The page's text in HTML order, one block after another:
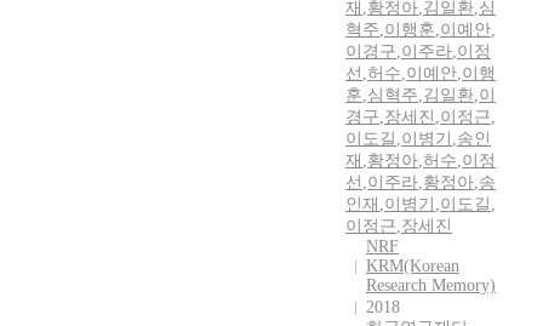
재 ,황정아,김일환,심
혁주,이행훈,이예안,
이경구,이주라,이정
선 ,허수,이예안,이행
훈,심혁주,김일환,이
경구,장세진 ,이정근,
이도길 ,이병기 ,송인
재 ,황정아,허수,이정
선 ,이주라,황정아,송
인재 ,이병기 ,이도길 ,
이정근,장세진
NRF
KRM(Korean
Research Memory)
2018